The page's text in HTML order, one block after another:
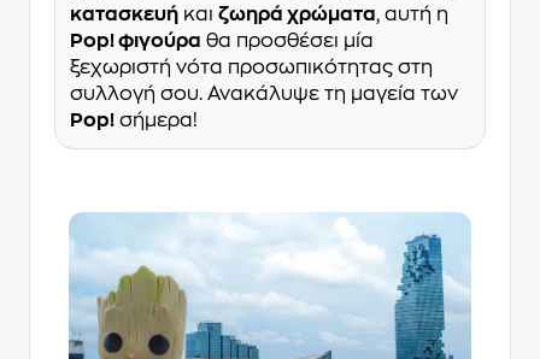
κατασκευή και ζωηρά χρώματα, αυτή η
Pop! φιγούρα θα προσθέσει μία
ξεχωριστή νότα προσωπικότητας στη
συλλογή σου. Ανακάλυψε τη μαγεία των
Pop! σήμερα!